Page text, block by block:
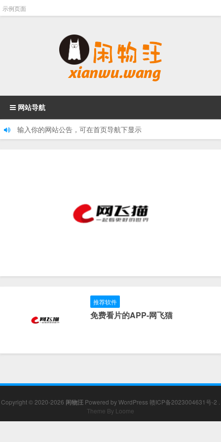
示例页面
网站导航
输入你的网站公告，可在首页导航下显示
推荐软件
免费看片的APP-网飞猫
Copyright © 2020-2026 闲物汪 Powered byWordPress 赣ICP备2023004631号-2 .
Theme By Loome